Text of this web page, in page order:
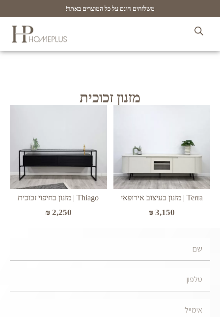
משלוחים חינם על כל המוצרים באתר!
מזנון זכוכית
Terra | מזנון בעיצוב אירופאי
₪ 3,150
Thiago | מזנון בחיפוי זכוכית
₪2,250